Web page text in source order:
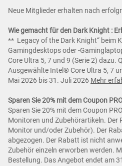
Neue Mitglieder erhalten nach
Wie gemacht für den Dark Knight :
** Legacy of the Dark Knight“ beim
Gamingdesktops oder -
Core Ultra 5, 7 und 9 (Serie 2) dazu.
Ausgewählte Intel® Core Ultra 5, 7
Mai 2026 bis 31. Juli 2026 Mehr
Sparen Sie 20% mit dem Coupon
Sparen Sie 20% mit dem Coupon
Monitoren und Zubehörartikeln. Der
Monitor und/oder Zubehör). Der
abgezogen. Der Rabatt ist nicht
Zubehör einzeln erworben werden.
Bestellung. Das Angebot endet am